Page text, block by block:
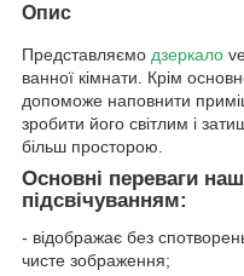
Опис
Представляємо дзеркало
ванної кімнати. Крім
допоможе наповнити
зробити його світлим і
більш просторою.
Основні переваги
підсвічуванням:
- відображає без
чисте зображення;